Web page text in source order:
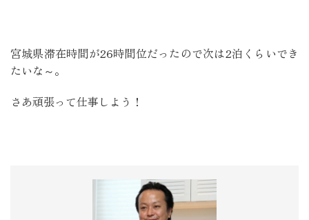
宮城県滞在時間が26時間位だったので次は2泊くらいでき
たいな～。
さあ頑張って仕事しよう！